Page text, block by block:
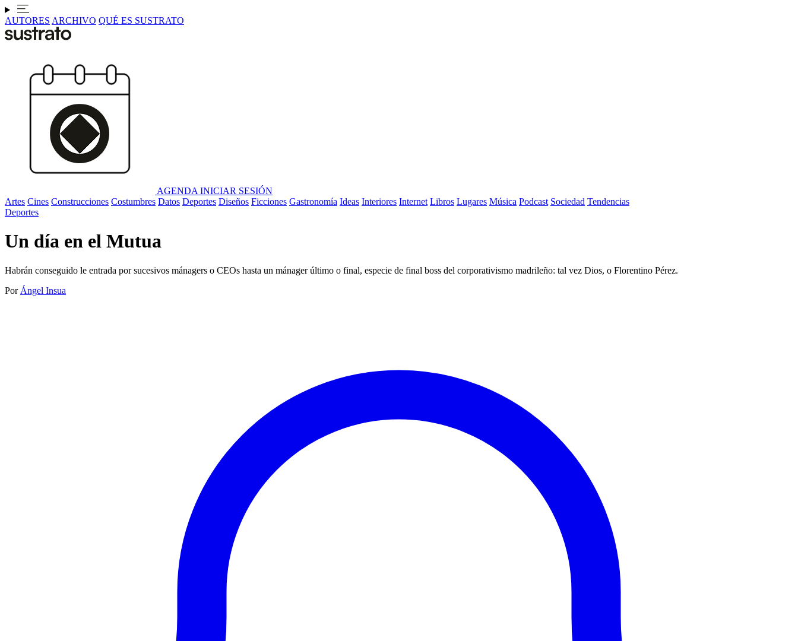
AUTORES ARCHIVO QUÉ ES SUSTRATO
AGENDA INICIAR SESIÓN
Artes Cines Construcciones Costumbres Datos Deportes Diseños Ficciones Gastronomía Ideas Interiores Internet Libros Lugares Música Podcast Sociedad Tendencias
Deportes
Un día en el Mutua
Habrán conseguido le entrada por sucesivos mánagers o CEOs hasta un mánager último o final, especie de final boss del corporativismo madrileño: tal vez Dios, o Florentino Pérez.
Por Ángel Insua